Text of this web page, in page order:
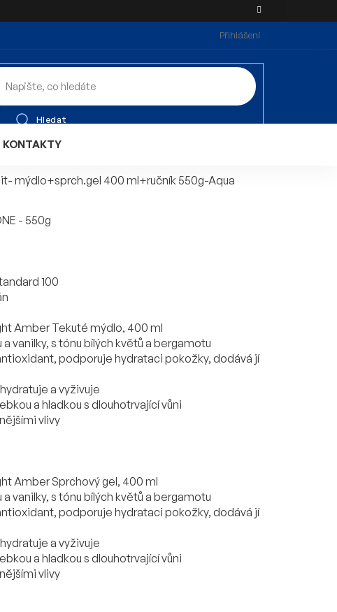
Přihlášení
Hledat
KONTAKTY
mýdlo+sprch.gel 400 ml+ručník 550g-Aqua
- 550g
100
Amber Tekuté mýdlo, 400 ml
a vanilky, s tónu bílých květů a bergamotu
podporuje hydrataci pokožky, dodává jí
a vyživuje
a hladkou s dlouhotrvající vůni
vlivy
Amber Sprchový gel, 400 ml
a vanilky, s tónu bílých květů a bergamotu
podporuje hydrataci pokožky, dodává jí
a vyživuje
a hladkou s dlouhotrvající vůni
vlivy